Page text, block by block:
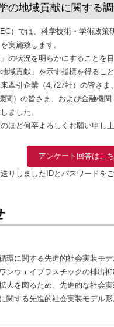
の地域貢献に関する
）では、科学技術・学術政
実施致します。
の状況を明らかにすることを
域貢献」を示す指標を得るこ
牽引企業（4,727社）の皆さ
関）の皆さま、および金融機
ました。
ほど何卒よろしくお願い申し
アンケート回答はこ
りしましたIDとパスワードを
環に関する先進的社会実装モ
ンウェイプラスチックの排出
大を図るため、先進的な社会
関する先進的社会実装モデル